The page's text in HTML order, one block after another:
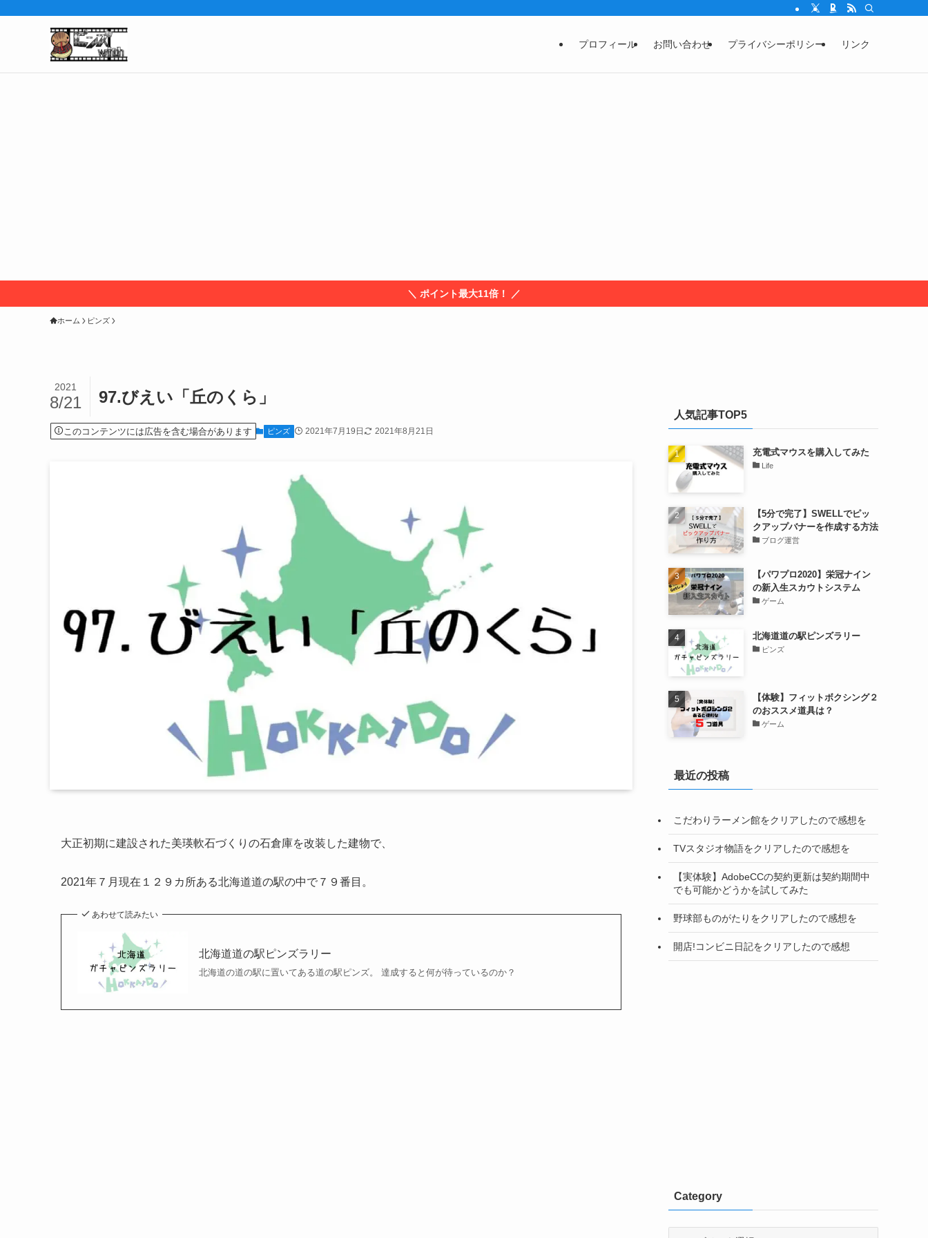
プロフィール お問い合わせ プライバシーポリシー リンク
＼ ポイント最大11倍！ ／
ホーム ピンズ
97.びえい「丘のくら」
2021
8/21
このコンテンツには広告を含む場合があります ピンズ 2021年7月19日 2021年8月21日
大正初期に建設された美瑛軟石づくりの石倉庫を改装した建物で、
2021年７月現在１２９カ所ある北海道道の駅の中で７９番目。
あわせて読みたい
北海道道の駅ピンズラリー
北海道の道の駅に置いてある道の駅ピンズ。 達成すると何が待っているのか？
人気記事TOP5
充電式マウスを購入してみた
Life
【5分で完了】SWELLでピッ
クアップバナーを作成する方法
ブログ運営
【パワプロ2020】栄冠ナイン
の新入生スカウトシステム
ゲーム
北海道道の駅ピンズラリー
ピンズ
【体験】フィットボクシング２
のおススメ道具は？
ゲーム
最近の投稿
こだわりラーメン館をクリアしたので感想を
TVスタジオ物語をクリアしたので感想を
【実体験】AdobeCCの契約更新は契約期間中
でも可能かどうかを試してみた
野球部ものがたりをクリアしたので感想を
開店!コンビニ日記をクリアしたので感想
Category